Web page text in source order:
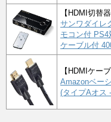
【HDMI切替器
サンワダイレ
モコン付
ケーブル付
【HDMIケーブ
Amazonベー
(タイプAオス